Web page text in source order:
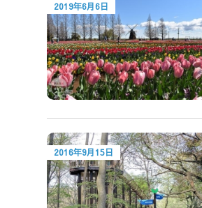
2019年6月6日
2016年9月15日